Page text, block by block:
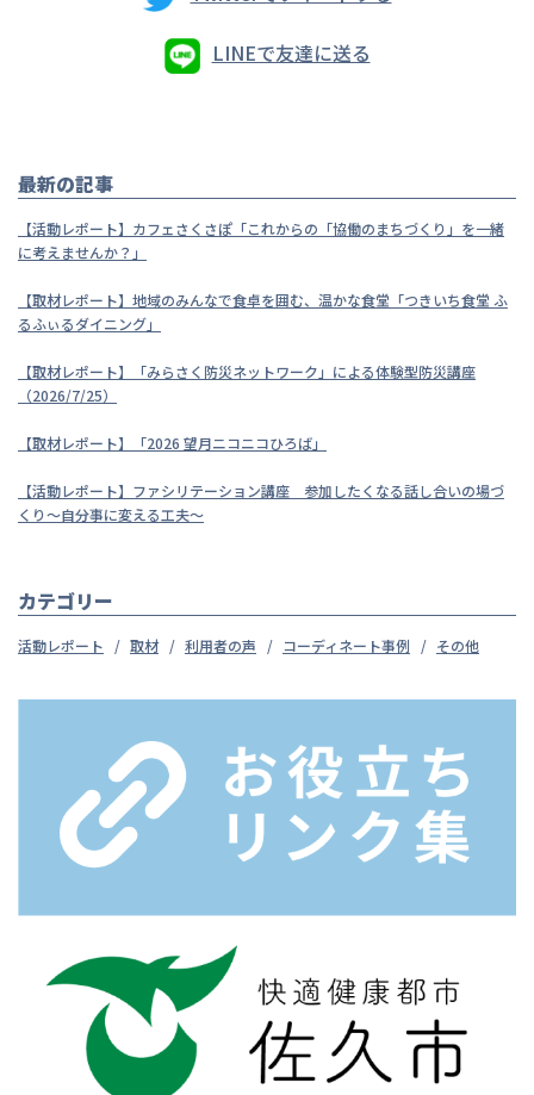
LINEで友達に送る
最新の記事
【活動レポート】カフェさくさぽ「これからの「協働のまちづくり」を一緒
に考えませんか？」
【取材レポート】地域のみんなで食卓を囲む、温かな食堂「つきいち食堂 ふ
るふぃるダイニング」
【取材レポート】「みらさく防災ネットワーク」による体験型防災講座
（2026/7/25）
【取材レポート】「2026 望月ニコニコひろば」
【活動レポート】ファシリテーション講座 参加したくなる話し合いの場づ
くり～自分事に変える工夫～
カテゴリー
活動レポート 取材 利用者の声 コーディネート事例 その他